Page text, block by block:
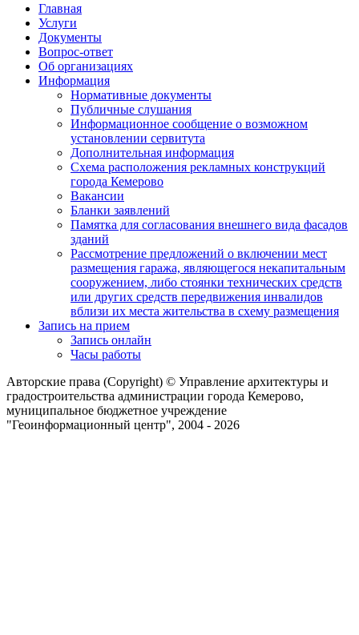
Главная
Услуги
Документы
Вопрос-ответ
Об организациях
Информация
Нормативные документы
Публичные слушания
Информационное сообщение о возможном
установлении сервитута
Дополнительная информация
Схема расположения рекламных конструкций
города Кемерово
Вакансии
Бланки заявлений
Памятка для согласования внешнего вида фасадов
зданий
Рассмотрение предложений о включении мест
размещения гаража, являющегося некапитальным
сооружением, либо стоянки технических средств
или других средств передвижения инвалидов
вблизи их места жительства в схему размещения
Запись на прием
Запись онлайн
Часы работы
Авторские права (Copyright) © Управление архитектуры и
градостроительства администрации города Кемерово,
муниципальное бюджетное учреждение
"Геоинформационный центр", 2004 - 2026